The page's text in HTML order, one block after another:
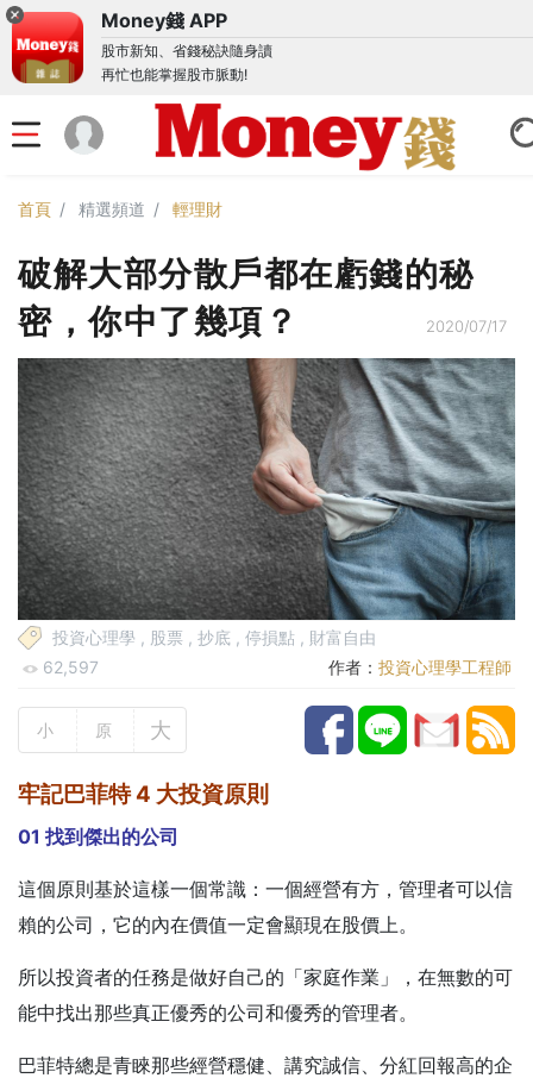
Money錢 APP
股市新知、省錢秘訣隨身讀
再忙也能掌握股市脈動!
首頁 精選頻道 輕理財
破解大部分散戶都在虧錢的秘
密，你中了幾項？
2020/07/17
投資心理學 , 股票 , 抄底 , 停損點 , 財富自由
62,597
作者： 投資心理學工程師
小 原 大
牢記巴菲特 4 大投資原則
01 找到傑出的公司
這個原則基於這樣一個常識：一個經營有方，管理者可以信
賴的公司，它的內在價值一定會顯現在股價上。
所以投資者的任務是做好自己的「家庭作業」，在無數的可
能中找出那些真正優秀的公司和優秀的管理者。
巴菲特總是青睞那些經營穩健、講究誠信、分紅回報高的企